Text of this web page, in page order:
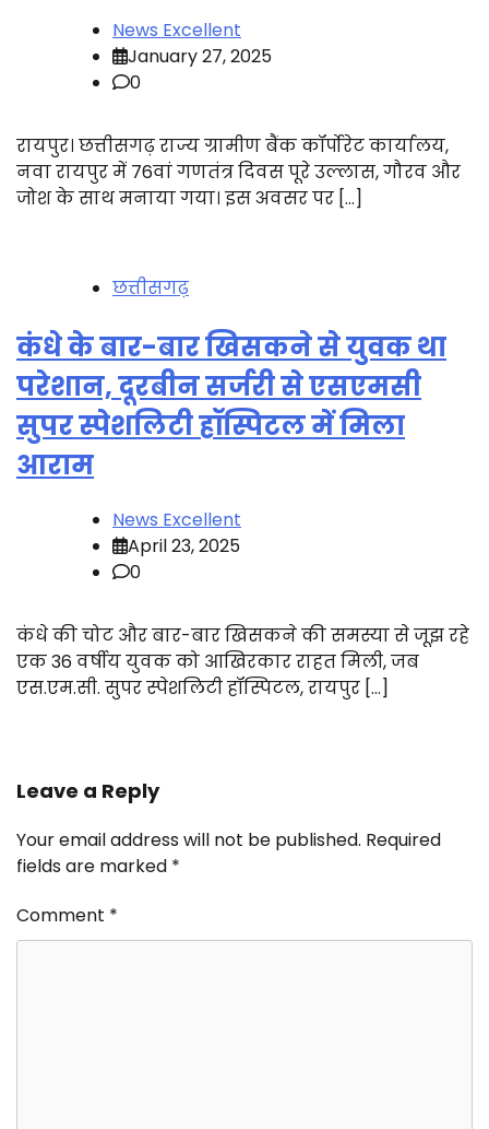
News Excellent
January 27, 2025
0
रायपुर। छत्तीसगढ़ राज्य ग्रामीण बैंक कॉर्पोरेट कार्यालय,
नवा रायपुर में 76वां गणतंत्र दिवस पूरे उल्लास, गौरव और
जोश के साथ मनाया गया। इस अवसर पर […]
छत्तीसगढ़
कंधे के बार-बार खिसकने से युवक था
परेशान, दूरबीन सर्जरी से एसएमसी
सुपर स्पेशलिटी हॉस्पिटल में मिला
आराम
News Excellent
April 23, 2025
0
कंधे की चोट और बार-बार खिसकने की समस्या से जूझ रहे
एक 36 वर्षीय युवक को आखिरकार राहत मिली, जब
एस.एम.सी. सुपर स्पेशलिटी हॉस्पिटल, रायपुर […]
Leave a Reply
Your email address will not be published. Required
fields are marked *
Comment *